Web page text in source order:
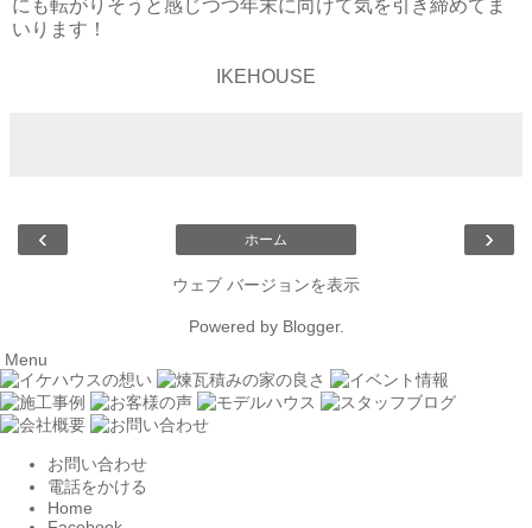
にも転がりそうと感じつつ年末に向けて気を引き締めてま
いります！
IKEHOUSE
‹ ›
ホーム
ウェブ バージョンを表示
Powered by Blogger.
Menu
お問い合わせ
電話をかける
Home